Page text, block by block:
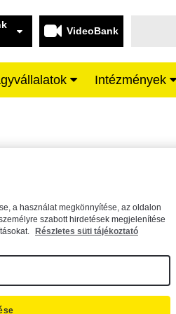
VideoBank
Intézmények
a mezőbe.
a használat megkönnyítése, az oldalon
szabott hirdetések megjelenítése
Részletes süti tájékoztató